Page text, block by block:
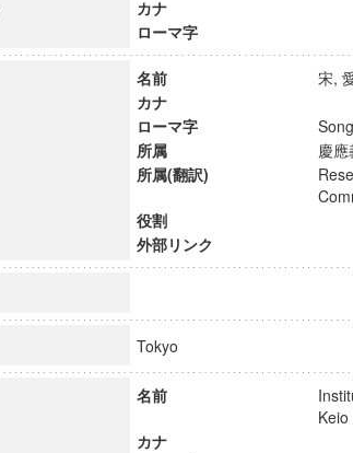
カナ
ローマ字
名前
宋,
カナ
ローマ字
所属
慶
所属(翻訳)
役割
外部リンク
Tokyo
名前
カナ